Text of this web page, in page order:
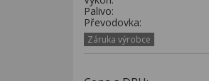
Palivo:
Převodovka:
Záruka výrobce